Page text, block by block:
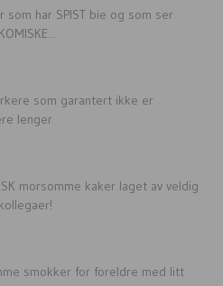
har SPIST bie og som ser
som garantert ikke er
lenger
morsomme kaker laget av veldig
smokker for foreldre med litt